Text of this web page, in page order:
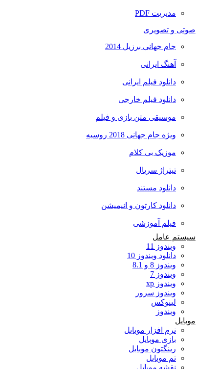
مدیریت PDF
صوتی و تصویری
جام جهانی برزیل 2014
آهنگ ایرانی
دانلود فیلم ایرانی
دانلود فیلم خارجی
موسیقی متن بازی و فیلم
ویژه جام جهانی 2018 روسیه
موزیک بی کلام
تیتراژ سریال
دانلود مستند
دانلود کارتون و انیمیشن
فیلم آموزشی
سیستم عامل
ویندوز 11
دانلود ویندوز 10
ویندوز 8 و 8.1
ویندوز 7
ویندوز xp
ویندوز سرور
لینوکس
ویندوز
موبایل
نرم افزار موبایل
بازی موبایل
رینگتون موبایل
تم موبایل
نقشه موبایل